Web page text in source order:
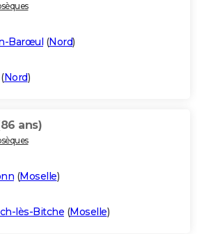
Barœul (Nord)
(Nord)
ans)
(Moselle)
lès-Bitche (Moselle)